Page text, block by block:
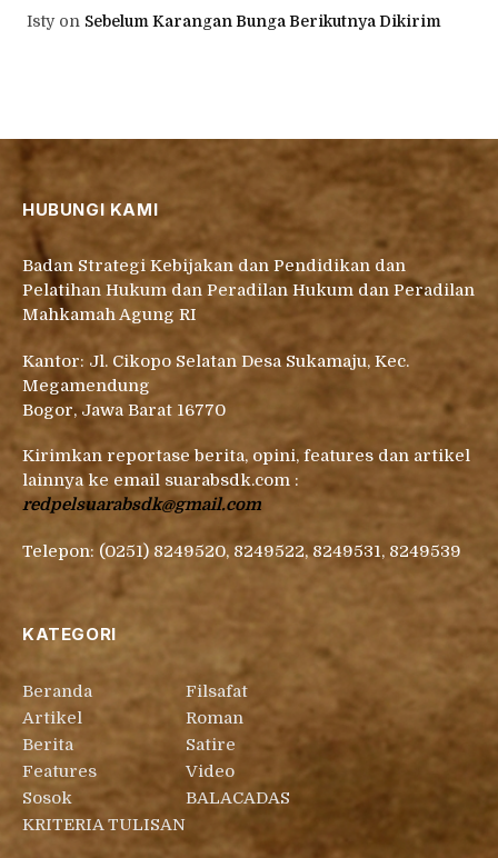
Istyon Sebelum Karangan Bunga Berikutnya Dikirim
HUBUNGI KAMI
Badan Strategi Kebijakan dan Pendidikan dan
Pelatihan Hukum dan Peradilan Hukum dan Peradilan
Mahkamah Agung RI
Kantor: Jl. Cikopo Selatan Desa Sukamaju, Kec.
Megamendung
Bogor, Jawa Barat 16770
Kirimkan reportase berita, opini, features dan artikel
lainnya ke email suarabsdk.com :
redpelsuarabsdk@gmail.com
Telepon: (0251) 8249520, 8249522, 8249531, 8249539
KATEGORI
Beranda
Artikel
Berita
Features
Sosok
KRITERIA TULISAN
Filsafat
Roman
Satire
Video
BALACADAS